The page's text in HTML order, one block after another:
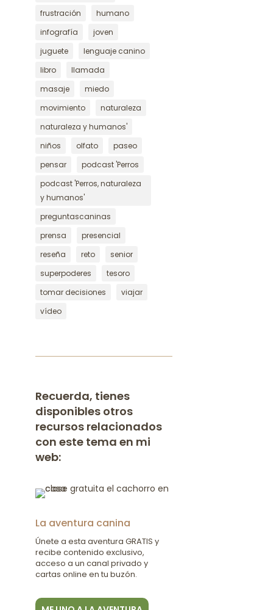
frustración
humano
infografía
joven
juguete
lenguaje canino
libro
llamada
masaje
miedo
movimiento
naturaleza
naturaleza y humanos'
niños
olfato
paseo
pensar
podcast 'Perros
podcast 'Perros, naturaleza
y humanos'
preguntascaninas
prensa
presencial
reseña
reto
senior
superpoderes
tesoro
tomar decisiones
viajar
vídeo
Recuerda, tienes
disponibles otros
recursos relacionados
con este tema en mi
web:
La aventura canina
Únete a esta aventura GRATIS y
recibe contenido exclusivo,
acceso a un canal privado y
cartas online en tu buzón.